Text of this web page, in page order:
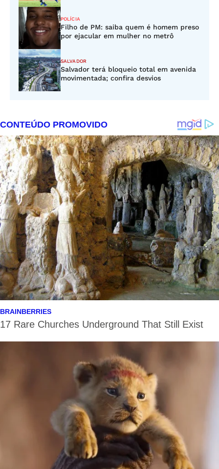
POLÍCIA
Filho de PM: saiba quem é homem preso
por ejacular em mulher no metrô
SALVADOR
Salvador terá bloqueio total em avenida
movimentada; confira desvios